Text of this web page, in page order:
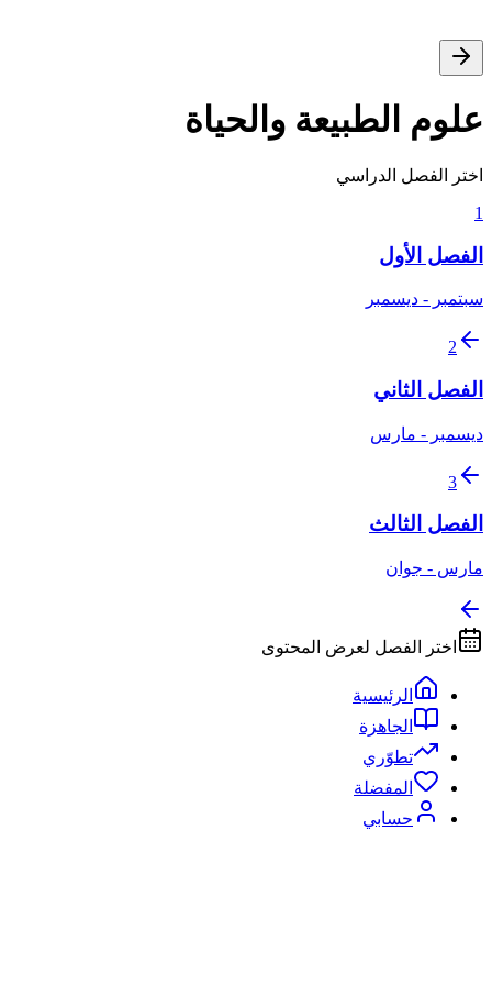
علوم الطبيعة والحياة
اختر الفصل الدراسي
1
الفصل الأول
سبتمبر - ديسمبر
2
الفصل الثاني
ديسمبر - مارس
3
الفصل الثالث
مارس - جوان
اختر الفصل لعرض المحتوى
الرئيسية
الجاهزة
تطوّري
المفضلة
حسابي